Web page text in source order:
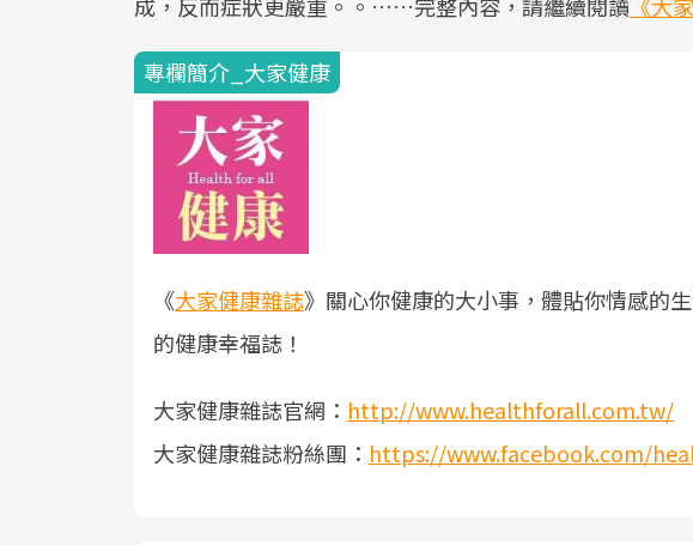
專欄簡介_大家健康
《大家健康雜誌》關心你健康的大小事，體貼你情感的
的健康幸福誌！
大家健康雜誌官網： http://www.healthforall.com.tw/
大家健康雜誌粉絲團： https://www.facebook.com/